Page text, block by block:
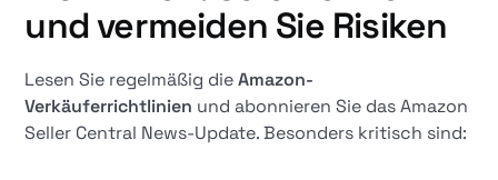
und vermeiden Sie Risiken
Lesen Sie regelmäßig dieAmazon-
Verkäuferrichtlinien und abonnieren Sie das Amazon
Seller Central News-Update. Besonders kritisch sind: